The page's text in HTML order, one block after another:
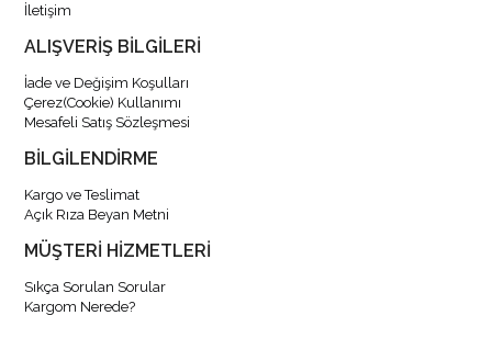
İletişim
ALIŞVERİŞ BİLGİLERİ
İade ve Değişim Koşulları
Çerez(Cookie) Kullanımı
Mesafeli Satış Sözleşmesi
BİLGİLENDİRME
Kargo ve Teslimat
Açık Rıza Beyan Metni
MÜŞTERİ HİZMETLERİ
Sıkça Sorulan Sorular
Kargom Nerede?